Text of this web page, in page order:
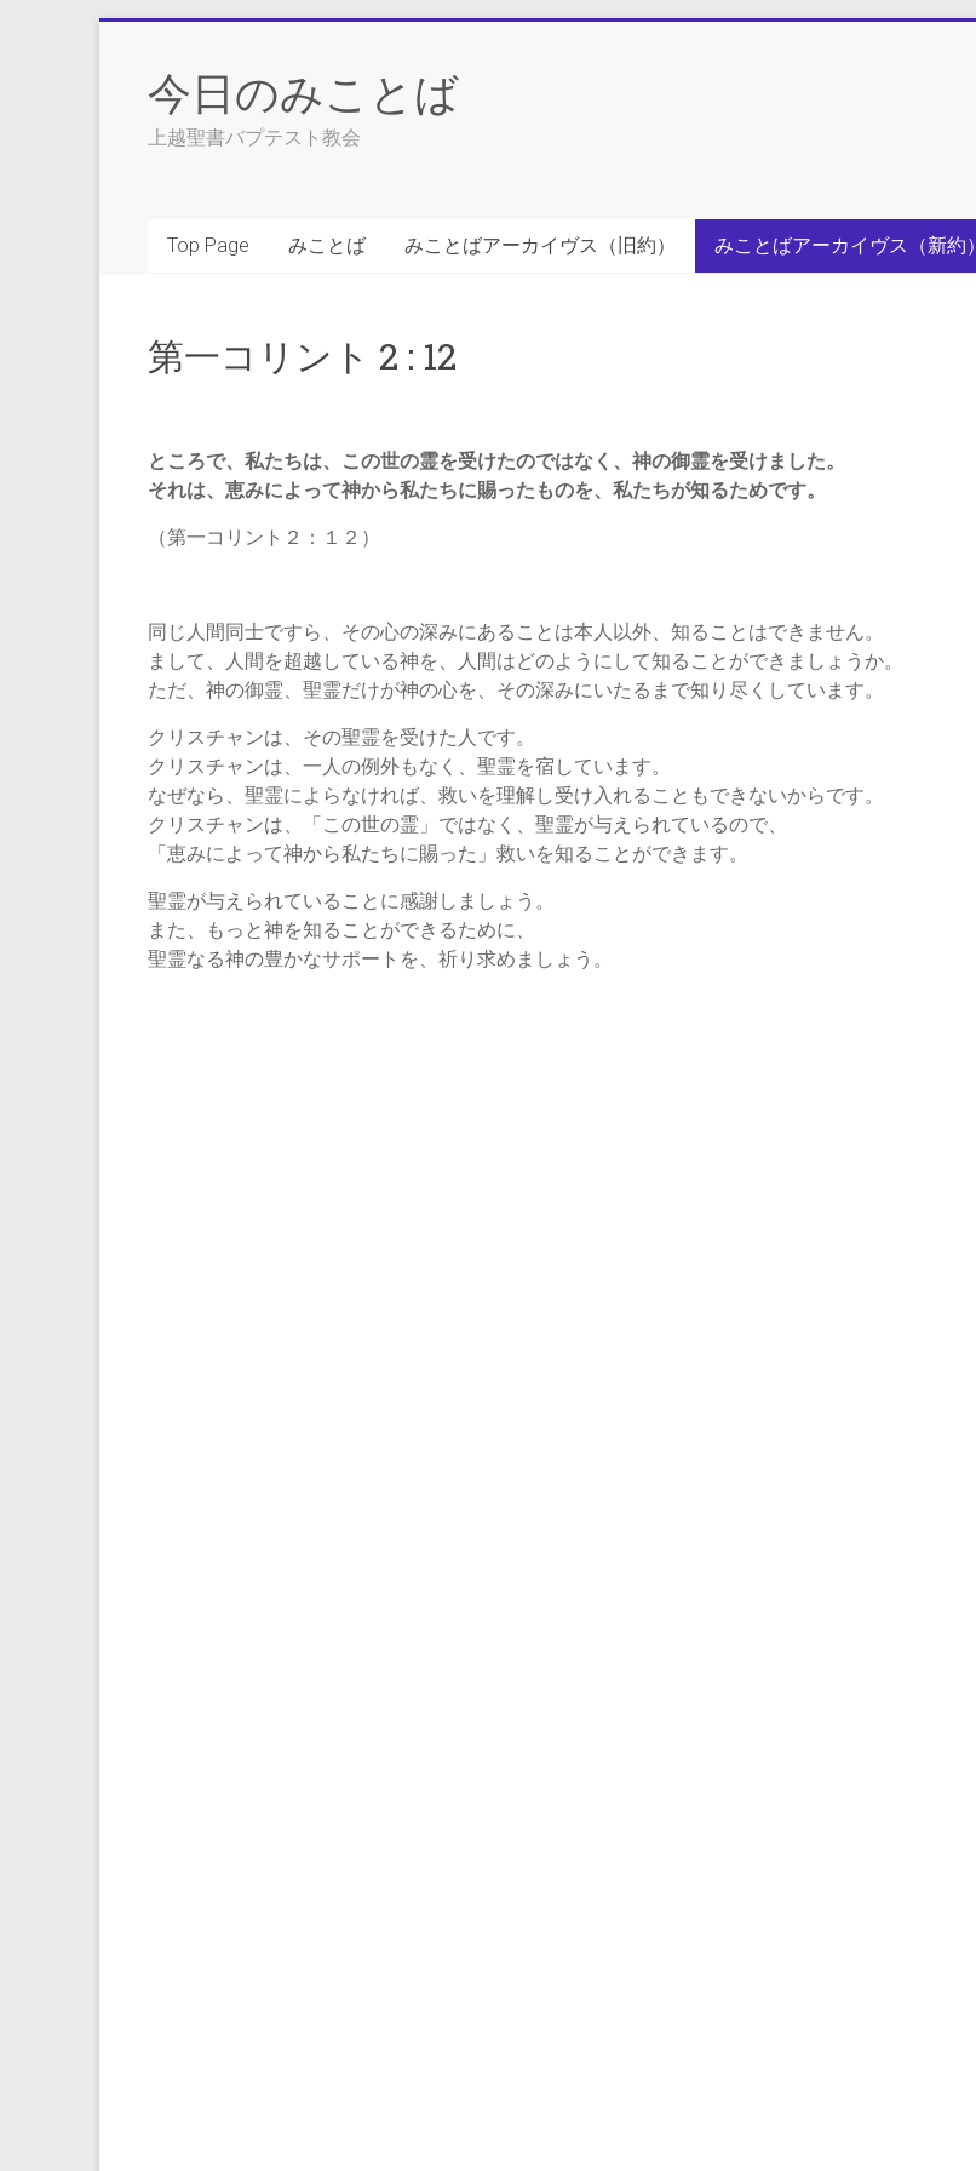
content今日のみことば
上越聖書バプテスト教会
Top Page みことば みことばアーカイヴス（旧約） みことばアーカイヴス（新約）
第一コリント 2 : 12
ところで、私たちは、この世の霊を受けたのではなく、神の御霊を受けました。
それは、恵みによって神から私たちに賜ったものを、私たちが知るためです。
（第一コリント２：１２）
同じ人間同士ですら、その心の深みにあることは本人以外、知ることはできません。
まして、人間を超越している神を、人間はどのようにして知ることができましょうか。
ただ、神の御霊、聖霊だけが神の心を、その深みにいたるまで知り尽くしています。
クリスチャンは、その聖霊を受けた人です。
クリスチャンは、一人の例外もなく、聖霊を宿しています。
なぜなら、聖霊によらなければ、救いを理解し受け入れることもできないからです。
クリスチャンは、「この世の霊」ではなく、聖霊が与えられているので、
「恵みによって神から私たちに賜った」救いを知ることができます。
聖霊が与えられていることに感謝しましょう。
また、もっと神を知ることができるために、
聖霊なる神の豊かなサポートを、祈り求めましょう。